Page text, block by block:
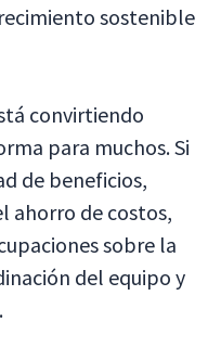
sostenible
convirtiendo
para muchos. Si
de beneficios,
ahorro de costos,
sobre la
del equipo y